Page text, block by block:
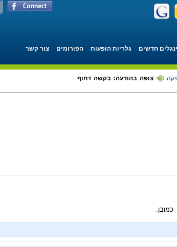
חדשים גלריות הופעות הפורומים צור קשר
צופה בהודעה: בקשה דחוף